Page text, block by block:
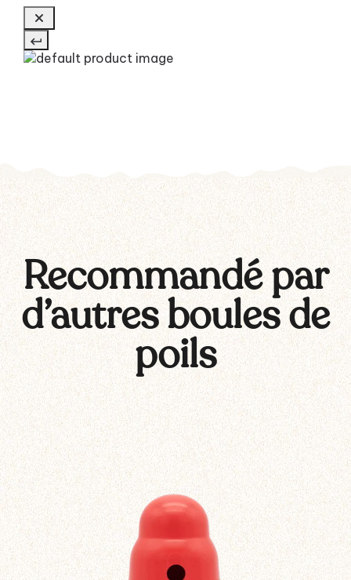
Recommandé par
d’autres boules de
poils